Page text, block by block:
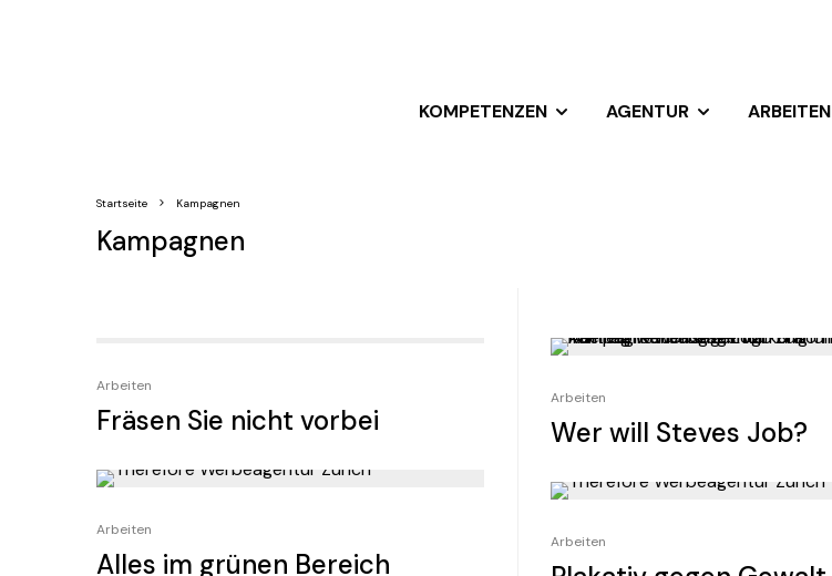
KOMPETENZEN AGENTUR ARBEITEN
Startseite Kampagnen
Kampagnen
Arbeiten
Fräsen Sie nicht vorbei
Arbeiten
Alles im grünen Bereich
Arbeiten
Wer will Steves Job?
Arbeiten